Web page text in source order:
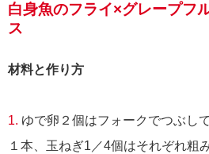
白身魚のフライ×グレープフ
ス
材料と作り方
1. ゆで卵２個はフォークでつぶし
１本、玉ねぎ1／4個はそれぞれ粗